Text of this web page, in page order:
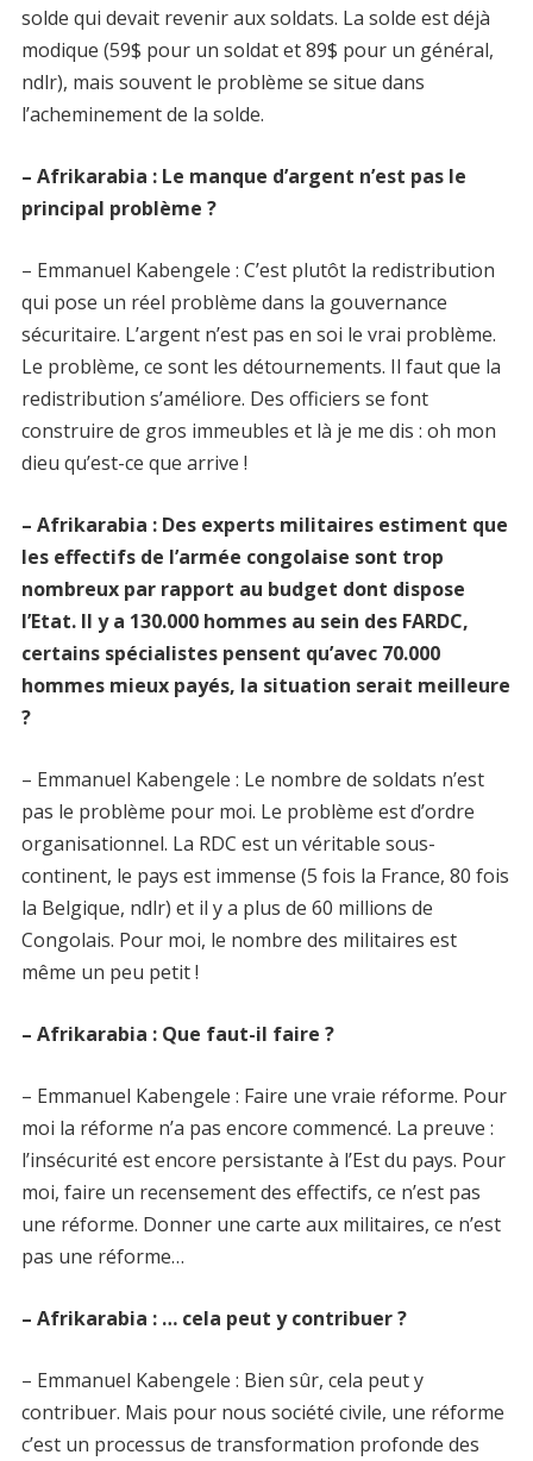
solde qui devait revenir aux soldats. La solde est déjà
modique (59$ pour un soldat et 89$ pour un général,
ndlr), mais souvent le problème se situe dans
l’acheminement de la solde.
– Afrikarabia : Le manque d’argent n’est pas le
principal problème ?
– Emmanuel Kabengele : C’est plutôt la redistribution
qui pose un réel problème dans la gouvernance
sécuritaire. L’argent n’est pas en soi le vrai problème.
Le problème, ce sont les détournements. Il faut que la
redistribution s’améliore. Des officiers se font
construire de gros immeubles et là je me dis : oh mon
dieu qu’est-ce que arrive !
– Afrikarabia : Des experts militaires estiment que
les effectifs de l’armée congolaise sont trop
nombreux par rapport au budget dont dispose
l’Etat. Il y a 130.000 hommes au sein des FARDC,
certains spécialistes pensent qu’avec 70.000
hommes mieux payés, la situation serait meilleure
?
– Emmanuel Kabengele : Le nombre de soldats n’est
pas le problème pour moi. Le problème est d’ordre
organisationnel. La RDC est un véritable sous-
continent, le pays est immense (5 fois la France, 80 fois
la Belgique, ndlr) et il y a plus de 60 millions de
Congolais. Pour moi, le nombre des militaires est
même un peu petit !
– Afrikarabia : Que faut-il faire ?
– Emmanuel Kabengele : Faire une vraie réforme. Pour
moi la réforme n’a pas encore commencé. La preuve :
l’insécurité est encore persistante à l’Est du pays. Pour
moi, faire un recensement des effectifs, ce n’est pas
une réforme. Donner une carte aux militaires, ce n’est
pas une réforme…
– Afrikarabia : … cela peut y contribuer ?
– Emmanuel Kabengele : Bien sûr, cela peut y
contribuer. Mais pour nous société civile, une réforme
c’est un processus de transformation profonde des